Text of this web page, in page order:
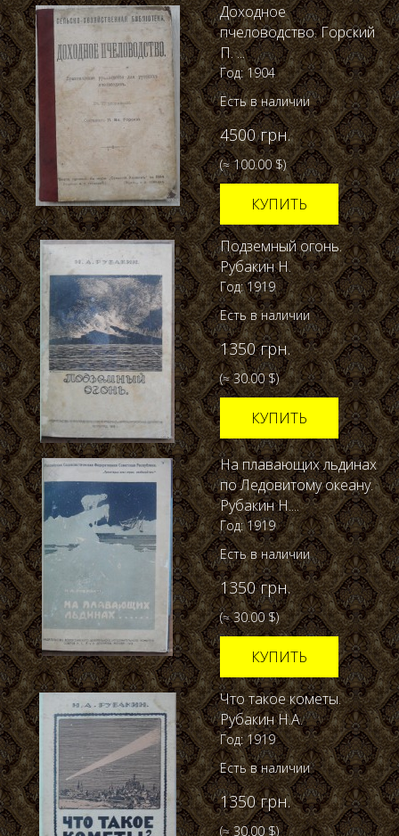
Доходное
пчеловодство. Горский
П. ...
Год: 1904
Есть в наличии
4500 грн.
(≈ 100.00 $)
КУПИТЬ
Подземный огонь.
Рубакин Н.
Год: 1919
Есть в наличии
1350 грн.
(≈ 30.00 $)
КУПИТЬ
На плавающих льдинах
по Ледовитому океану.
Рубакин Н....
Год: 1919
Есть в наличии
1350 грн.
(≈ 30.00 $)
КУПИТЬ
Что такое кометы.
Рубакин Н.А.
Год: 1919
Есть в наличии
1350 грн.
(≈ 30.00 $)